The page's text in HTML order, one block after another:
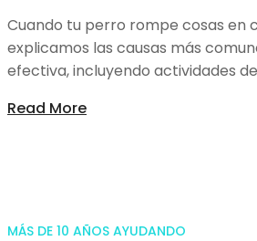
Cuando tu perro rompe cosas en
explicamos las causas más
efectiva, incluyendo actividades
Read More
MÁS DE 10 AÑOS AYUDANDO